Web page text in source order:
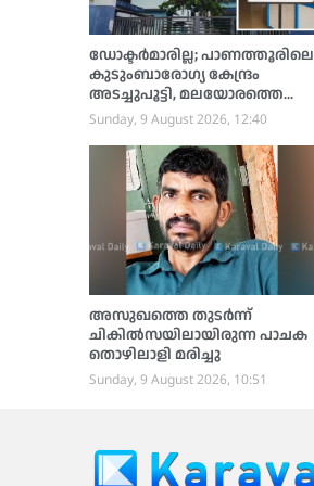
ഡോക്ടര്‍മാരില്ല; പാണത്തൂരിലെ
കുടുംബാരോഗ്യ കേന്ദ്രം
അടച്ചുപൂട്ടി, മലയോരത്തെ
രോഗികള്‍ ദുരിതത്തില്‍
Sunday, 9 August 2026, 12:40
അസുഖത്തെ തുടര്‍ന്ന്
ചികില്‍സയിലായിരുന്ന പാചക
തൊഴിലാളി മരിച്ചു
Sunday, 9 August 2026, 10:51